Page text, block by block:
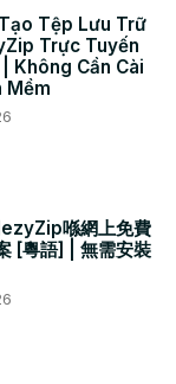
Tệp Lưu Trữ
Trực Tuyến
Không Cần Cài
Mềm
喺網上免費
[粵語] | 無需安裝